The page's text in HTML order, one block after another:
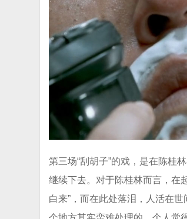
第三场“刮胡子”的戏，是在陈
继续下去。对于陈桂林而言，在